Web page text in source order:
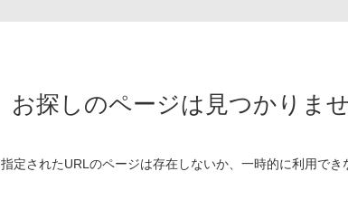
お探しのページは見つかりま
指定されたURLのページは存在しないか、一時的に利用でき